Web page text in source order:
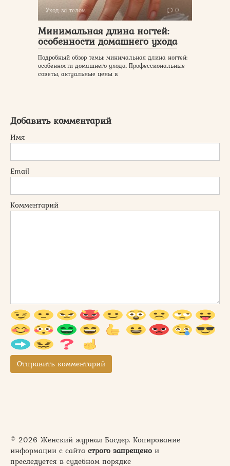
Уход за телом 0
Минимальная длина ногтей:
особенности домашнего ухода
Подробный обзор темы: минимальная длина ногтей:
особенности домашнего ухода. Профессиональные
советы, актуальные цены в
Добавить комментарий
Имя
Email
Комментарий
© 2026 Женский журнал Басдер. Копирование
информации с сайта строго запрещено и
преследуется в судебном порядке